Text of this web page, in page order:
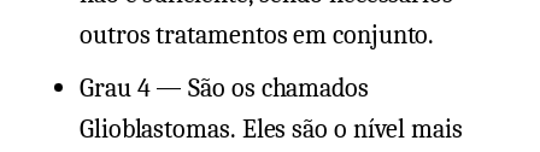
outros tratamentos em conjunto.
Grau 4 — São os chamados
Glioblastomas. Eles são o nível mais